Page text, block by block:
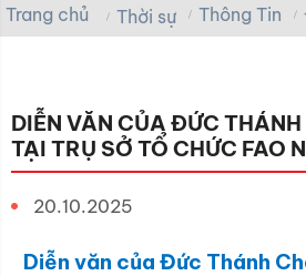
Trang chủ Thời sự Thông Tin
DIỄN VĂN CỦA ĐỨC
TẠI TRỤ SỞ TỔ CHỨC FAO
20.10.2025
Diễn văn của Đức Thánh